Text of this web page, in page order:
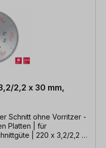
2,2 x 30 mm,
Schnitt ohne Vorritzer -
Platten | für
| 220 x 3,2/2,2 x